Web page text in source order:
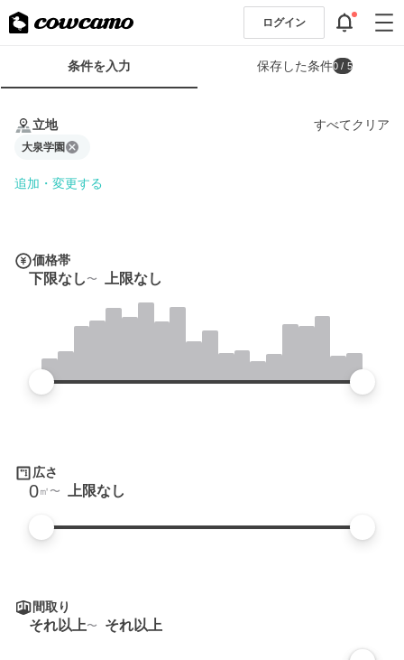
ログイン
条
条件を入力 保存した条件0 / 5
立地 すべてクリア
大泉学園
追加・変更する
価格帯
下限なし 上限なし
広さ
0㎡ 上限なし
間取り
それ以上 それ以上